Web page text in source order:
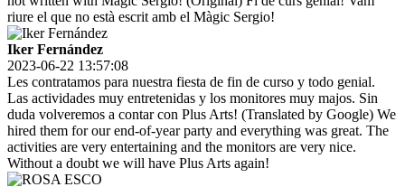
riure el que no està escrit amb el Màgic Sergio!
Iker Fernández
2023-06-22 13:57:08
Les contratamos para nuestra fiesta de fin de curso y todo genial.
Las actividades muy entretenidas y los monitores muy majos. Sin
duda volveremos a contar con Plus Arts! (Translated by Google) We
hired them for our end-of-year party and everything was great. The
activities are very entertaining and the monitors are very nice.
Without a doubt we will have Plus Arts again!